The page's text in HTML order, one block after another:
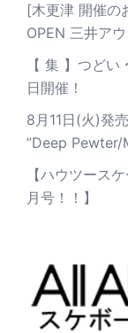
[木更津 開催の
OPEN 三井ア
【 集 】つど
日開催！
8月11日(火)発
”Deep Pewter/
【ハウツース
月号！！】